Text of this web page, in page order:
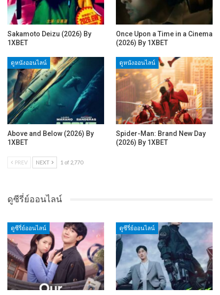
Sakamoto Deizu (2026) By
1XBET
Once Upon a Time in a Cinema
(2026) By 1XBET
ดูหนังออนไลน์
Above and Below (2026) By
1XBET
ดูหนังออนไลน์
Spider-Man: Brand New Day
(2026) By 1XBET
PREV NEXT 1 of 2,770
ดูซีรี่ย์ออนไลน์
ดูซีรี่ย์ออนไลน์ ดูซีรี่ย์ออนไลน์